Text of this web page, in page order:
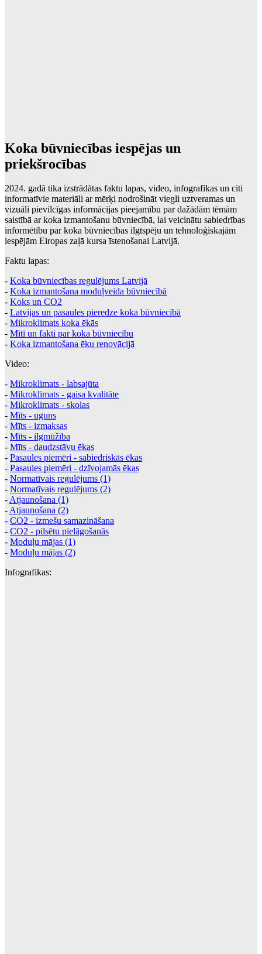
Koka būvniecības iespējas un
priekšrocības
2024. gadā tika izstrādātas faktu lapas, video, infografikas un citi
informatīvie materiāli ar mērķi nodrošināt viegli uztveramas un
vizuāli pievilcīgas informācijas pieejamību par dažādām tēmām
saistībā ar koka izmantošanu būvniecībā, lai veicinātu sabiedrības
informētību par koka būvniecības ilgtspēju un tehnoloģiskajām
iespējām Eiropas zaļā kursa īstenošanai Latvijā.
Faktu lapas:
- Koka būvniecības regulējums Latvijā
- Koka izmantošana moduļveida būvniecībā
- Koks un CO2
- Latvijas un pasaules pieredze koka būvniecībā
- Mikroklimats koka ēkās
- Mīti un fakti par koka būvniecību
- Koka izmantošana ēku renovācijā
Video:
- Mikroklimats - labsajūta
- Mikroklimats - gaisa kvalitāte
- Mikroklimats - skolas
- Mīts - uguns
- Mīts - izmaksas
- Mīts - ilgmūžība
- Mīts - daudzstāvu ēkas
- Pasaules piemēri - sabiedriskās ēkas
- Pasaules piemēri - dzīvojamās ēkas
- Normatīvais regulējums (1)
- Normatīvais regulējums (2)
-Atjaunošana (1)
-Atjaunošana (2)
- CO2 - izmešu samazināšana
- CO2 - pilsētu pielāgošanās
- Moduļu mājas (1)
- Moduļu mājas (2)
Infografikas: